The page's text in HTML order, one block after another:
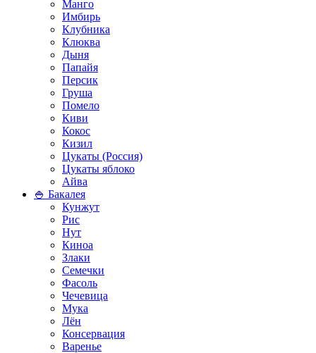
Манго
Имбирь
Клубника
Клюква
Дыня
Папайя
Персик
Груша
Помело
Киви
Кокос
Кизил
Цукаты (Россия)
Цукаты яблоко
Айва
🍚 Бакалея
Кунжут
Рис
Нут
Киноа
Злаки
Семечки
Фасоль
Чечевица
Мука
Лён
Консервация
Варенье